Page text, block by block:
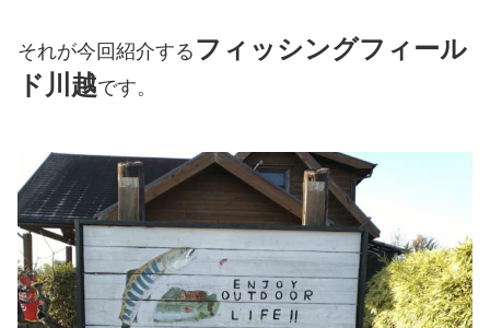
それが今回紹介する フィッシングフィール
ド川越です。